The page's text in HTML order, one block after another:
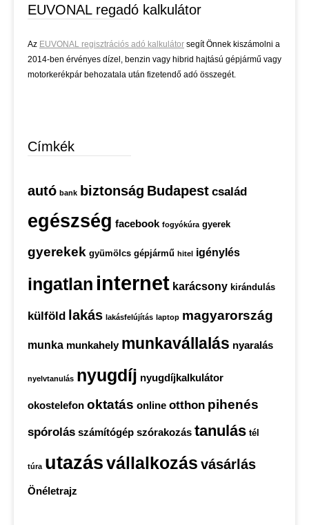
EUVONAL regadó kalkulátor
Az EUVONAL regisztrációs adó kalkulátor segít Önnek kiszámolni a
2014-ben érvényes dízel, benzin vagy hibrid hajtású gépjármű vagy
motorkerékpár behozatala után fizetendő adó összegét.
Címkék
autó bank biztonság Budapest család
egészség facebook fogyókúra gyerek
gyerekek gyümölcs gépjármű hitel igénylés
ingatlan internet karácsony kirándulás
külföld lakás lakásfelújítás laptop magyarország
munka munkahely munkavállalás nyaralás
nyelvtanulás nyugdíj nyugdíjkalkulátor
okostelefon oktatás online otthon pihenés
spórolás számítógép szórakozás tanulás tél
túra utazásvállalkozás vásárlás
Önéletrajz